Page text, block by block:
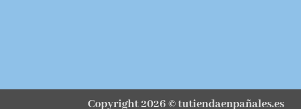
Copyright 2026 ©tutiendaenpañales.es